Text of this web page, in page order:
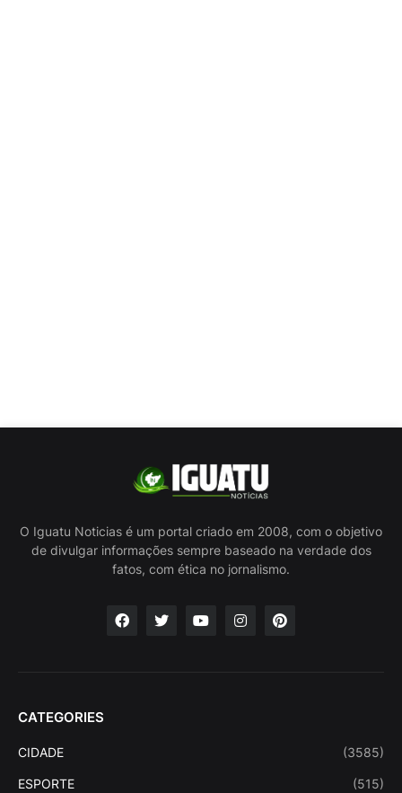
O Iguatu Noticias é um portal criado em 2008, com o objetivo
de divulgar informações sempre baseado na verdade dos
fatos, com ética no jornalismo.
CATEGORIES
CIDADE (3585)
ESPORTE (515)